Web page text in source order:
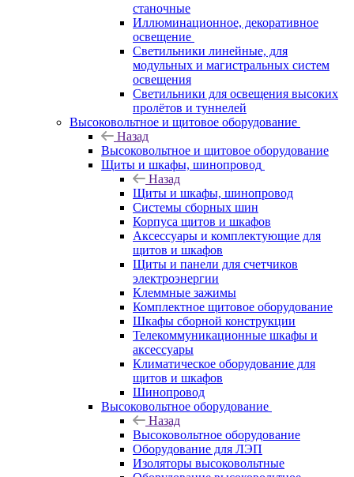
станочные
Иллюминационное, декоративное
освещение
Светильники линейные, для
модульных и магистральных систем
освещения
Светильники для освещения высоких
пролётов и туннелей
Высоковольтное и щитовое оборудование
Назад
Высоковольтное и щитовое оборудование
Щиты и шкафы, шинопровод
Назад
Щиты и шкафы, шинопровод
Системы сборных шин
Корпуса щитов и шкафов
Аксессуары и комплектующие для
щитов и шкафов
Щиты и панели для счетчиков
электроэнергии
Клеммные зажимы
Комплектное щитовое оборудование
Шкафы сборной конструкции
Телекоммуникационные шкафы и
аксессуары
Климатическое оборудование для
щитов и шкафов
Шинопровод
Высоковольтное оборудование
Назад
Высоковольтное оборудование
Оборудование для ЛЭП
Изоляторы высоковольтные